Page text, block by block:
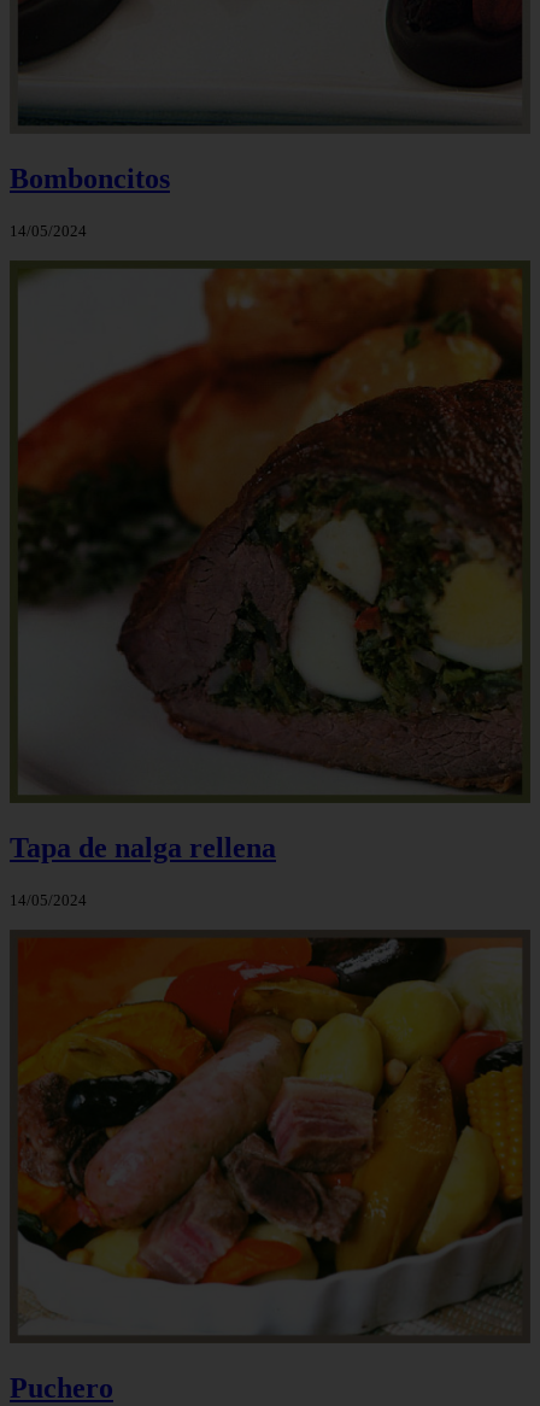
Bomboncitos
14/05/2024
Tapa de nalga rellena
14/05/2024
Puchero